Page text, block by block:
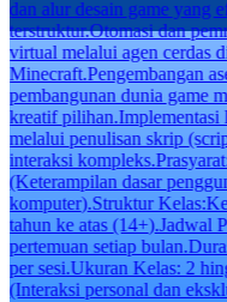
dan alur desain game yang
terstruktur.Otomasi dan
virtual melalui agen cerdas
Minecraft.Pengembangan
pembangunan dunia game
kreatif pilihan.Implementasi
melalui penulisan skrip
interaksi
(Keterampilan dasar
komputer).Struktur
tahun ke atas (14+).Jadwal
pertemuan setiap
per sesi.Ukuran Kelas: 2
(Interaksi personal dan